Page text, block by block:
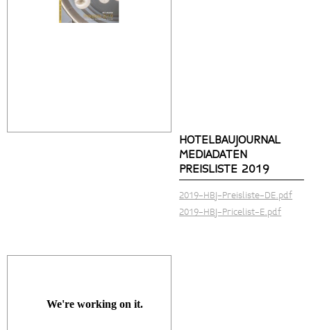
HOTELBAUJOURNAL
MEDIADATEN
PREISLISTE 2019
2019-HBJ-Preisliste-DE.pdf
2019-HBJ-Pricelist-E.pdf